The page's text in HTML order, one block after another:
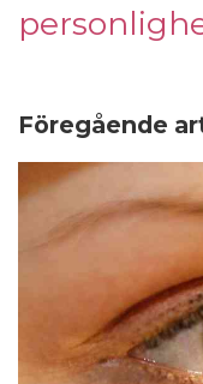
Föregående